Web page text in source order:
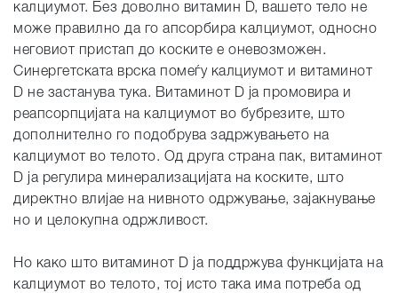
калциумот. Без доволно витамин D, вашето тело не
може правилно да го апсорбира калциумот, односно
неговиот пристап до коските е оневозможен.
Синергетската врска помеѓу калциумот и витаминот
D не застанува тука. Витаминот D ја промовира и
реапсорпцијата на калциумот во бубрезите, што
дополнително го подобрува задржувањето на
калциумот во телото. Од друга страна пак, витаминот
D ја регулира минерализацијата на коските, што
директно влијае на нивното одржување, зајакнување
но и целокупна одржливост.
Но како што витаминот D ја поддржува функцијата на
калциумот во телото, тој исто така има потреба од